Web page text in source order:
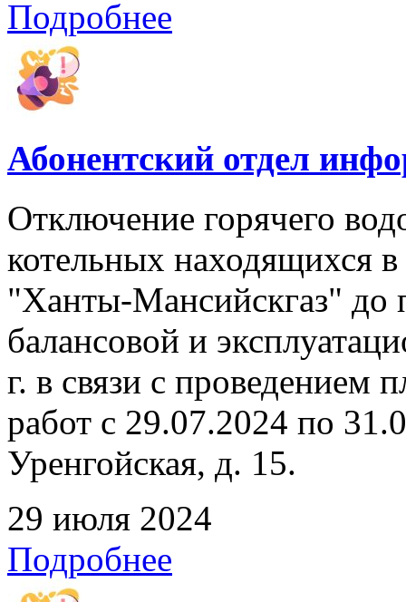
Подробнее
Абонентский отдел
Отключение горячего
котельных находящихся
"Ханты-Мансийскгаз" до
балансовой и
г. в связи с проведением
работ с 29.07.2024 по
Уренгойская, д. 15.
29 июля 2024
Подробнее